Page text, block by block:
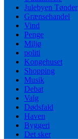
Julebyen Tønder
Grænsehandel
Vind
Penge
Miljø
politi
Kongehuset
Shopping
Musik
Debat
Valg
Dødsfald
Haven
Byggeri
Det sker